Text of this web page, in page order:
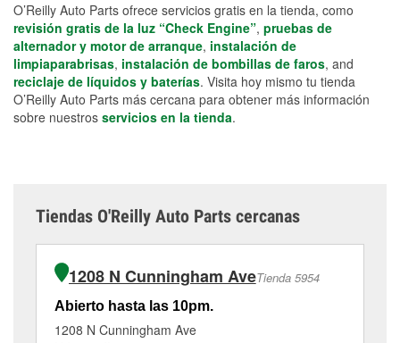
O’Reilly Auto Parts ofrece servicios gratis en la tienda, como
revisión gratis de la luz “Check Engine”, pruebas de
alternador y motor de arranque, instalación de
limpiaparabrisas, instalación de bombillas de faros, and
reciclaje de líquidos y baterías. Visita hoy mismo tu tienda
O’Reilly Auto Parts más cercana para obtener más información
sobre nuestros servicios en la tienda.
Tiendas O'Reilly Auto Parts cercanas
1208 N Cunningham AveTienda 5954
Abierto hasta las 10pm.
1208 N Cunningham Ave